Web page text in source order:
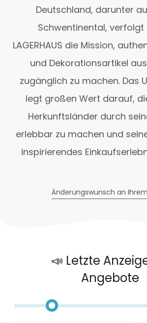
Deutschland, darunter
Schwentinental, verfolgt
LAGERHAUS die Mission,
und Dekorationsartikel
zugänglich zu machen. Das
legt großen Wert darauf,
Herkunftsländer durch
erlebbar zu machen und
inspirierendes
Änderungswunsch an